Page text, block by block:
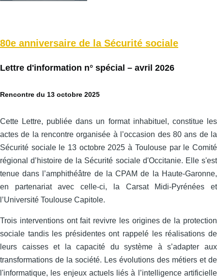
80e anniversaire de la Sécurité sociale
Lettre d'information n° spécial – avril 2026
Rencontre du 13 octobre 2025
Cette Lettre, publiée dans un format inhabituel, constitue les
actes de la rencontre organisée à l’occasion des 80 ans de la
Sécurité sociale le 13 octobre 2025 à Toulouse par le Comité
régional d’histoire de la Sécurité sociale d'Occitanie. Elle s'est
tenue dans l’amphithéâtre de la CPAM de la Haute-Garonne,
en partenariat avec celle‑ci, la Carsat Midi‑Pyrénées et
l’Université Toulouse Capitole.
Trois interventions ont fait revivre les origines de la protection
sociale tandis les présidentes ont rappelé les réalisations de
leurs caisses et la capacité du système à s’adapter aux
transformations de la société. Les évolutions des métiers et de
l'informatique, les enjeux actuels liés à l’intelligence artificielle